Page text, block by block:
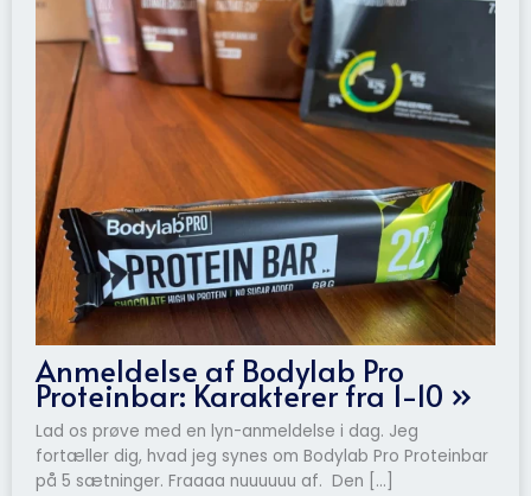
Anmeldelse af Bodylab Pro
Proteinbar: Karakterer fra 1-10 »
Lad os prøve med en lyn-anmeldelse i dag. Jeg
fortæller dig, hvad jeg synes om Bodylab Pro Proteinbar
på 5 sætninger. Fraaaa nuuuuuu af. Den […]